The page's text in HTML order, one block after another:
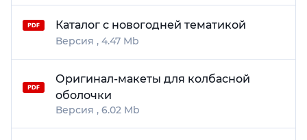
Каталог с новогодней тематикой
4.47 Mb
Оригинал-макеты для колбасной
оболочки
6.02 Mb